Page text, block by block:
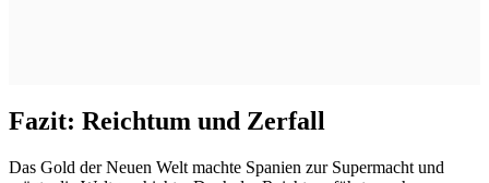
Fazit: Reichtum und Zerfall
Das Gold der Neuen Welt machte Spanien zur Supermacht und